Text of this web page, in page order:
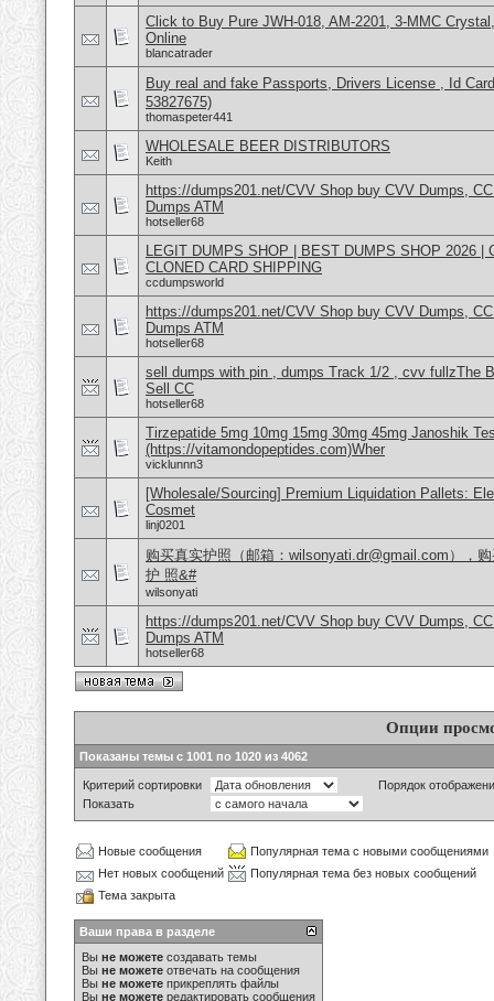
Click to Buy Pure JWH-018, AM-2201, 3-MMC
Online
blancatrader
Buy real and fake Passports, Drivers License , Id
53827675)
thomaspeter441
WHOLESALE BEER DISTRIBUTORS
Keith
https://dumps201.net/CVV Shop buy CVV Dumps,
Dumps ATM
hotseller68
LEGIT DUMPS SHOP | BEST DUMPS SHOP 2026 |
CLONED CARD SHIPPING
ccdumpsworld
https://dumps201.net/CVV Shop buy CVV Dumps,
Dumps ATM
hotseller68
sell dumps with pin , dumps Track 1/2 , cvv fullzThe
Sell CC
hotseller68
Tirzepatide 5mg 10mg 15mg 30mg 45mg Janoshik
(https://vitamondopeptides.com)Wher
vicklunnn3
[Wholesale/Sourcing] Premium Liquidation Pallets:
Cosmet
linj0201
购买真实护照（邮箱：wilsonyati.dr@gmail.com），
护 照&#
wilsonyati
https://dumps201.net/CVV Shop buy CVV Dumps,
Dumps ATM
hotseller68
Опции
Показаны темы с 1001 по 1020 из 4062
Критерий сортировки
Порядок
Показать
Новые сообщения
Популярная тема с новыми сообщениями
Нет новых сообщений
Популярная тема без новых сообщений
Тема закрыта
Ваши права в разделе
Вы не можете создавать темы
Вы не можете отвечать на сообщения
Вы не можете прикреплять файлы
Вы не можете редактировать сообщения